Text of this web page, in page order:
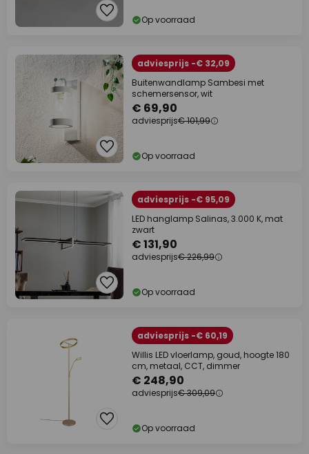
Op voorraad
adviesprijs -€ 32,09
Buitenwandlamp Sambesi met
schemersensor, wit
€ 69,90
adviesprijs€ 101,99
Op voorraad
adviesprijs -€ 95,09
LED hanglamp Salinas, 3.000 K, mat
zwart
€ 131,90
adviesprijs€ 226,99
Op voorraad
adviesprijs -€ 60,19
Willis LED vloerlamp, goud, hoogte 180
cm, metaal, CCT, dimmer
€ 248,90
adviesprijs€ 309,09
Op voorraad